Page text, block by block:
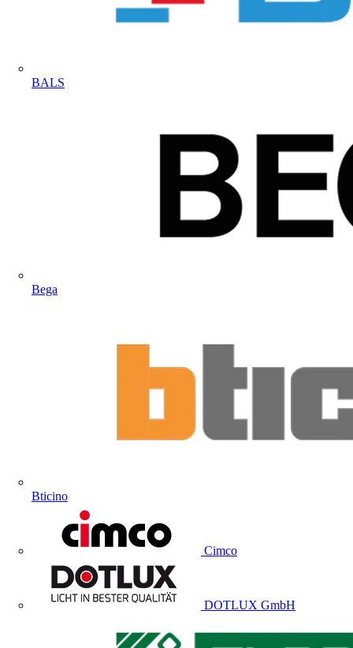
BALS
Bega
Bticino
Cimco
DOTLUX GmbH